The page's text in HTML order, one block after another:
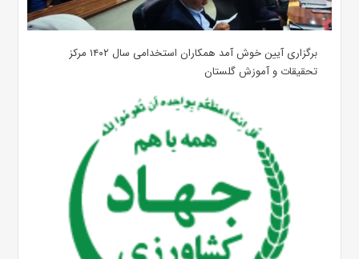
برگزاری آیین خوش آمد همکاران استخدامی سال ۱۴۰۲ مرکز
تحقیقات و آموزش گلستان